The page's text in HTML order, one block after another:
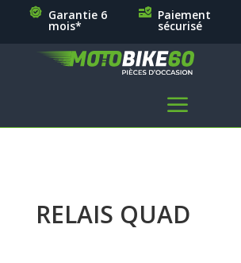
Garantie 6
mois*
Paiement
sécurisé
a
RELAIS QUAD